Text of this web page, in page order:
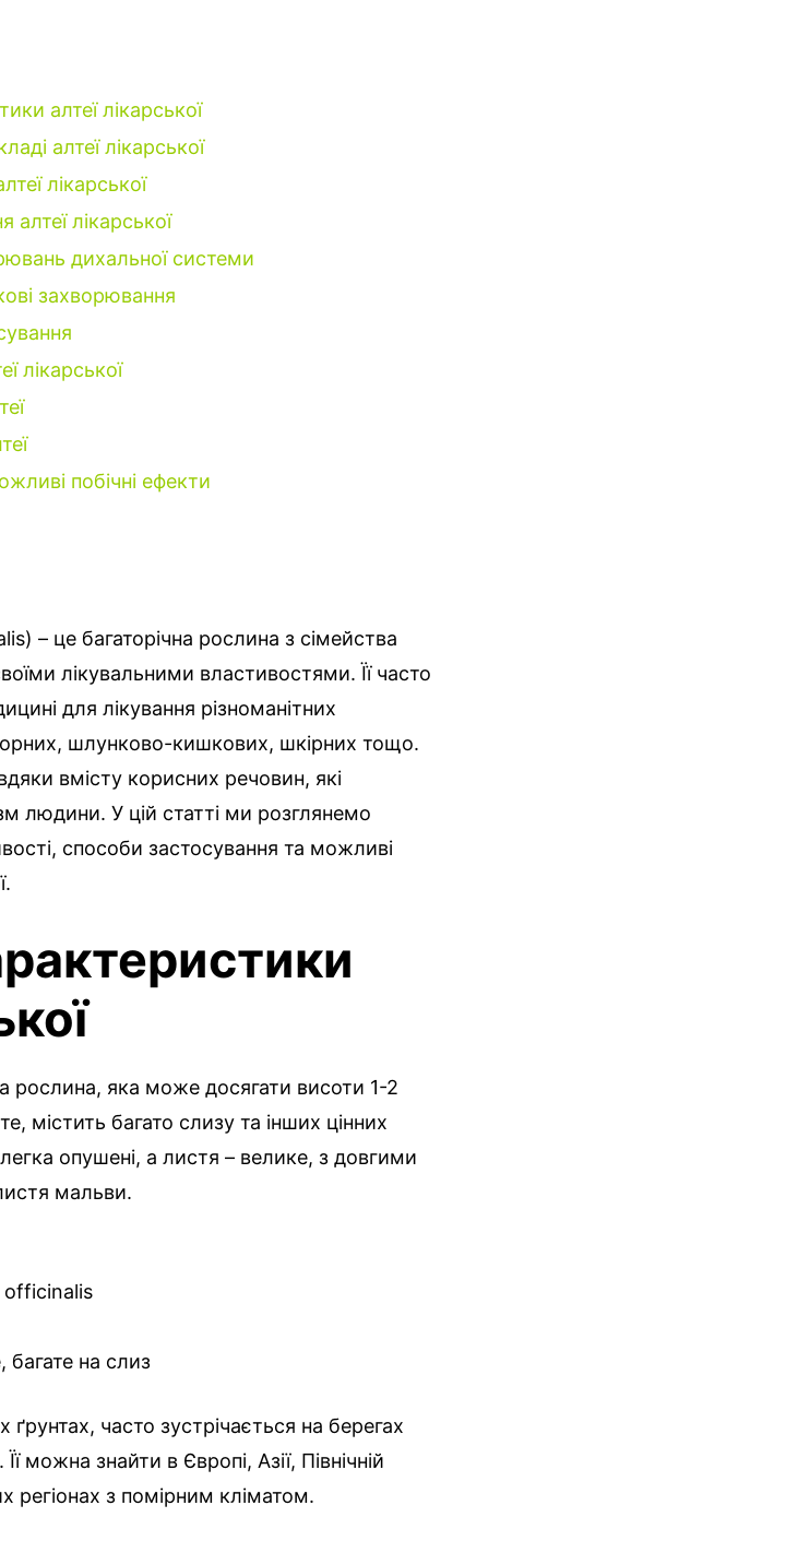
алтеї лікарської
алтеї лікарської
лікарської
лікарської
дихальної системи
захворювання
лікарської
побічні ефекти
– це багаторічна рослина з сімейства
лікувальними властивостями. Її часто
для лікування різноманітних
шлунково-кишкових, шкірних тощо.
вмісту корисних речовин, які
людини. У цій статті ми розглянемо
способи застосування та можливі
рослина, яка може досягати висоти 1-2
містить багато слизу та інших цінних
опушені, а листя – велике, з довгими
мальви.
officinalis
багате на слиз
ґрунтах, часто зустрічається на берегах
можна знайти в Європі, Азії, Північній
регіонах з помірним кліматом.